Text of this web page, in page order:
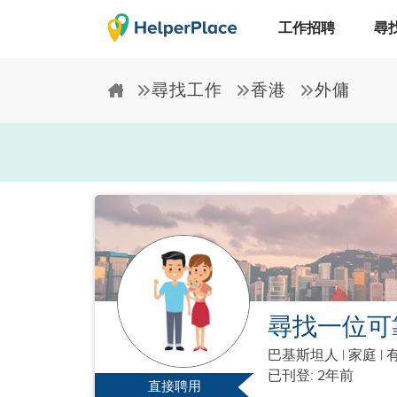
工作招聘 尋
尋找工作 香港 外傭
直接聘用
尋找一位
巴基斯坦人 | 家庭 |
已刊登: 2年前